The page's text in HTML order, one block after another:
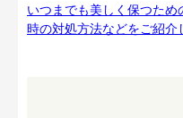
いつまでも美しく保つた
時の対処方法などをご紹介